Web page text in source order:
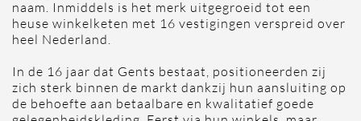
naam. Inmiddels is het merk uitgegroeid tot een
heuse winkelketen met 16 vestigingen verspreid over
heel Nederland.
In de 16 jaar dat Gents bestaat, positioneerden zij
zich sterk binnen de markt dankzij hun aansluiting op
de behoefte aan betaalbare en kwalitatief goede